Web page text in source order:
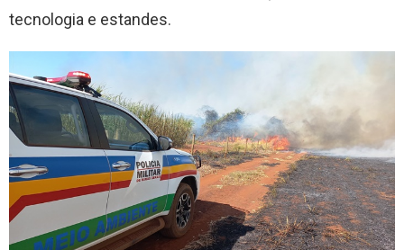
tecnologia e estandes.